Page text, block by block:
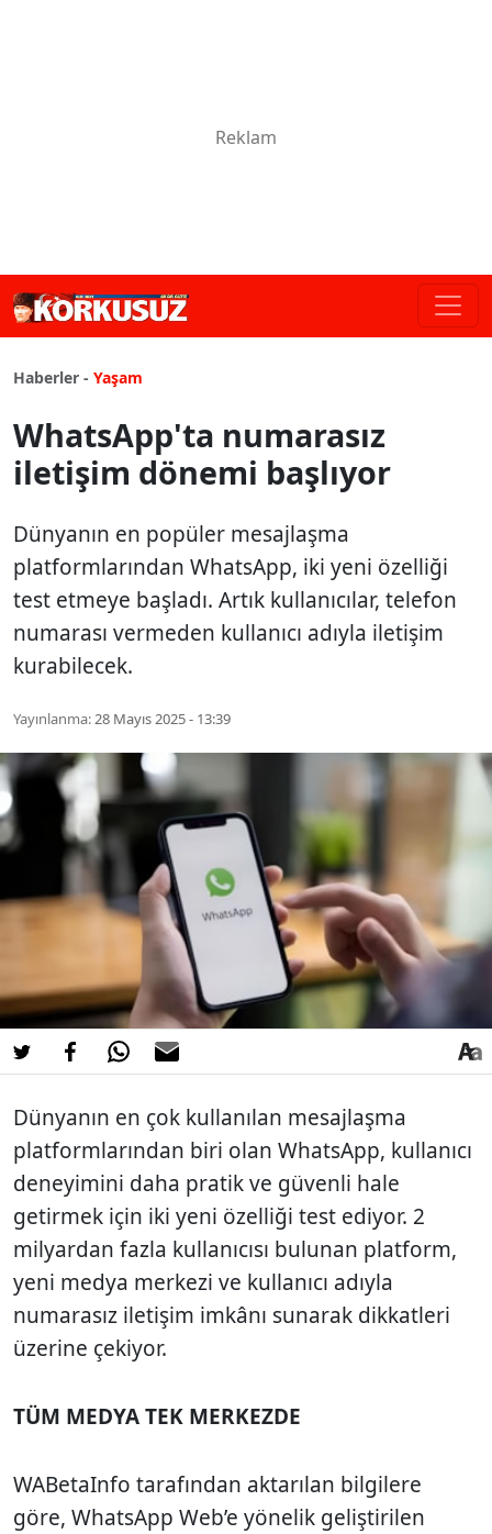
Haberler - Yaşam
WhatsApp'ta numarasız
iletişim dönemi başlıyor
Dünyanın en popüler mesajlaşma
platformlarından WhatsApp, iki yeni özelliği
test etmeye başladı. Artık kullanıcılar, telefon
numarası vermeden kullanıcı adıyla iletişim
kurabilecek.
Yayınlanma:28 Mayıs 2025 - 13:39
Dünyanın en çok kullanılan mesajlaşma
platformlarından biri olan WhatsApp, kullanıcı
deneyimini daha pratik ve güvenli hale
getirmek için iki yeni özelliği test ediyor. 2
milyardan fazla kullanıcısı bulunan platform,
yeni medya merkezi ve kullanıcı adıyla
numarasız iletişim imkânı sunarak dikkatleri
üzerine çekiyor.
TÜM MEDYA TEK MERKEZDE
WABetaInfo tarafından aktarılan bilgilere
göre, WhatsApp Web’e yönelik geliştirilen